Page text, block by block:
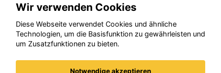
© konjunkturmotor.de GmbH 2020 - 2026
Wir verwenden Cookies
Diese Webseite verwendet Cookies und ähnliche
Technologien, um die Basisfunktion zu gewährleisten und
um Zusatzfunktionen zu bieten.
Notwendige akzeptieren